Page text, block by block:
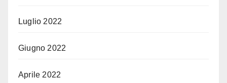
Luglio 2022
Giugno 2022
Aprile 2022